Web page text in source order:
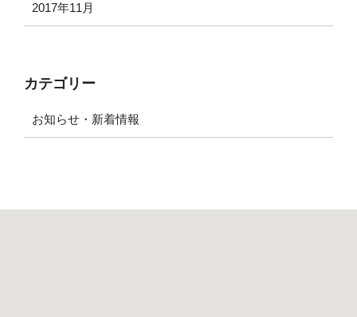
2017年11月
カテゴリー
お知らせ・新着情報